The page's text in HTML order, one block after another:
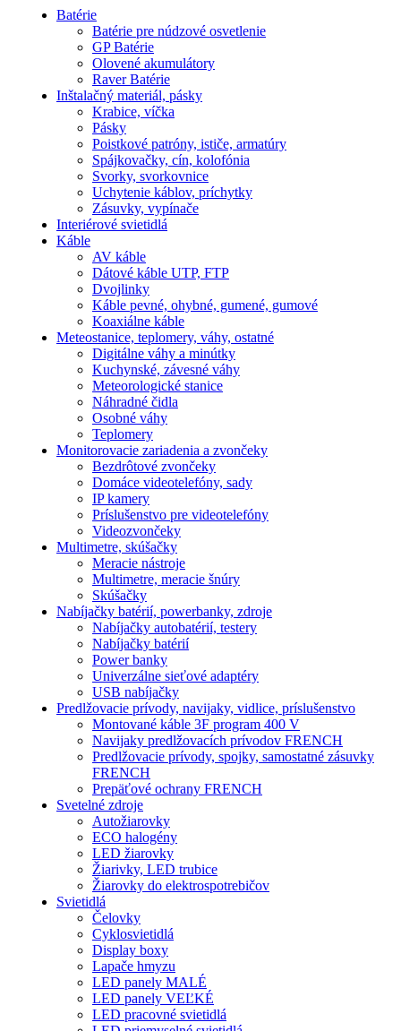
Batérie
Batérie pre núdzové osvetlenie
GP Batérie
Olovené akumulátory
Raver Batérie
Inštalačný materiál, pásky
Krabice, víčka
Pásky
Poistkové patróny, ističe, armatúry
Spájkovačky, cín, kolofónia
Svorky, svorkovnice
Uchytenie káblov, príchytky
Zásuvky, vypínače
Interiérové svietidlá
Káble
AV káble
Dátové káble UTP, FTP
Dvojlinky
Káble pevné, ohybné, gumené, gumové
Koaxiálne káble
Meteostanice, teplomery, váhy, ostatné
Digitálne váhy a minútky
Kuchynské, závesné váhy
Meteorologické stanice
Náhradné čidla
Osobné váhy
Teplomery
Monitorovacie zariadenia a zvončeky
Bezdrôtové zvončeky
Domáce videotelefóny, sady
IP kamery
Príslušenstvo pre videotelefóny
Videozvončeky
Multimetre, skúšačky
Meracie nástroje
Multimetre, meracie šnúry
Skúšačky
Nabíjačky batérií, powerbanky, zdroje
Nabíjačky autobatérií, testery
Nabíjačky batérií
Power banky
Univerzálne sieťové adaptéry
USB nabíjačky
Predlžovacie prívody, navijaky, vidlice, príslušenstvo
Montované káble 3F program 400 V
Navijaky predlžovacích prívodov FRENCH
Predlžovacie prívody, spojky, samostatné zásuvky
FRENCH
Prepäťové ochrany FRENCH
Svetelné zdroje
Autožiarovky
ECO halogény
LED žiarovky
Žiarivky, LED trubice
Žiarovky do elektrospotrebičov
Svietidlá
Čelovky
Cyklosvietidlá
Display boxy
Lapače hmyzu
LED panely MALÉ
LED panely VEĽKÉ
LED pracovné svietidlá